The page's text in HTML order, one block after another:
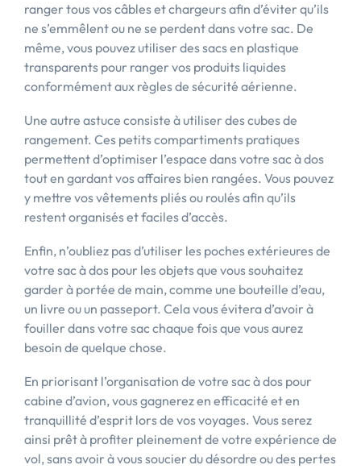
ranger tous vos câbles et chargeurs afin d’éviter qu’ils
ne s’emmêlent ou ne se perdent dans votre sac. De
même, vous pouvez utiliser des sacs en plastique
transparents pour ranger vos produits liquides
conformément aux règles de sécurité aérienne.
Une autre astuce consiste à utiliser des cubes de
rangement. Ces petits compartiments pratiques
permettent d’optimiser l’espace dans votre sac à dos
tout en gardant vos affaires bien rangées. Vous pouvez
y mettre vos vêtements pliés ou roulés afin qu’ils
restent organisés et faciles d’accès.
Enfin, n’oubliez pas d’utiliser les poches extérieures de
votre sac à dos pour les objets que vous souhaitez
garder à portée de main, comme une bouteille d’eau,
un livre ou un passeport. Cela vous évitera d’avoir à
fouiller dans votre sac chaque fois que vous aurez
besoin de quelque chose.
En priorisant l’organisation de votre sac à dos pour
cabine d’avion, vous gagnerez en efficacité et en
tranquillité d’esprit lors de vos voyages. Vous serez
ainsi prêt à profiter pleinement de votre expérience de
vol, sans avoir à vous soucier du désordre ou des pertes